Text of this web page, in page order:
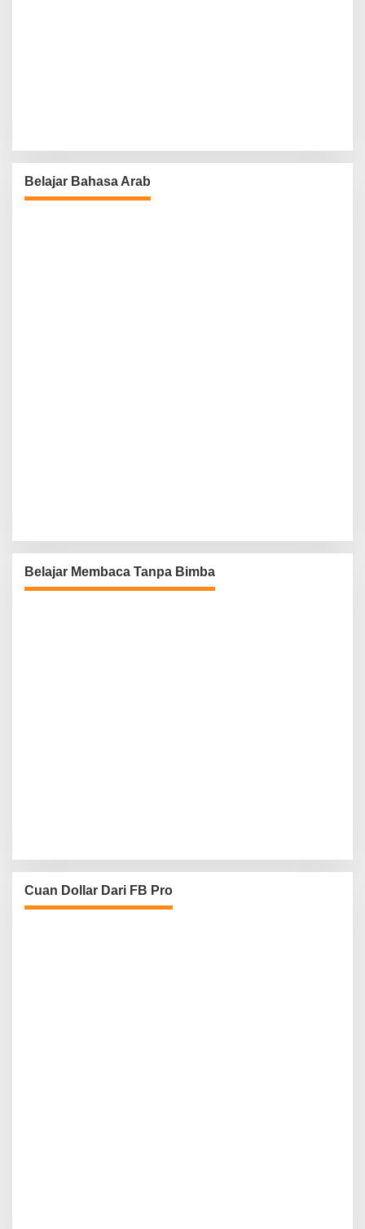
Belajar Bahasa Arab
Belajar Membaca Tanpa Bimba
Cuan Dollar Dari FB Pro